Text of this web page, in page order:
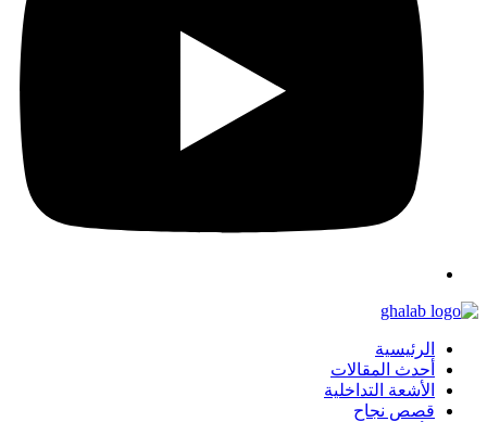
الرئيسية
أحدث المقالات
الأشعة التداخلية
قصص نجاح